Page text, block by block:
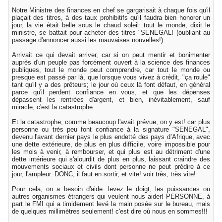
Notre Ministre des finances en chef se gargarisait à chaque fois qu'il
plaçait des titres, à des taux prohibitifs qu'il faudra bien honorer un
jour, la vie était belle sous le chaud soleil: tout le monde, dixit le
ministre, se battait pour acheter des titres "SENEGAL! (oubliant au
passage d'annoncer aussi les mauvaises nouvelles!)
Arrivait ce qui devait arriver, car si on peut mentir et bonimenter
auprès d'un peuple pas forcément ouvert à la science des finances
publiques, tout le monde peut comprendre, car tout le monde ou
presque est passé par là, que lorsque vous vivez à crédit, "ça roule"
tant qu'il y a des prêteurs; le jour où ceux là font défaut, en général
parce qu'il perdent confiance en vous, et que les dépenses
dépassent les rentrées d'argent, et bien, inévitablement, sauf
miracle, c'est la catastrophe.
Et la catastrophe, comme beaucoup l'avait prévue, on y est! car plus
personne ou très peu font confiance à la signature "SENEGAL",
devenu l'avant dernier pays le plus endetté des pays d’Afrique, avec
une dette extérieure, de plus en plus difficile, voire impossible pour
les mois à venir, à rembourser, et qui plus est au détriment d'une
dette intérieure qui s'alourdit de plus en plus, laissant craindre des
mouvements sociaux et civils dont personne ne peut prédire à ce
jour, l'ampleur. DONC, il faut en sortir, et vite! voir très, très vite!
Pour cela, on a besoin d'aide: levez le doigt, les puissances ou
autres organismes étrangers qui veulent nous aider! PERSONNE, à
part le FMI qui a timidement levé la main posée sur le bureau, mais
de quelques millimètres seulement! c'est dire où nous en sommes!!!